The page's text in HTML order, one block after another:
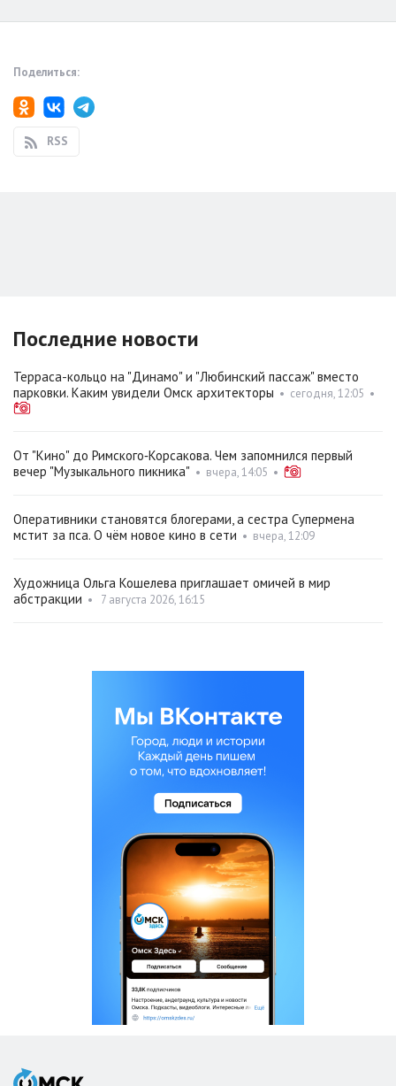
Поделиться:
RSS
Последние новости
Терраса-кольцо на "Динамо" и "Любинский пассаж" вместо
парковки. Каким увидели Омск архитекторы • сегодня, 12:05 •
От "Кино" до Римского‑Корсакова. Чем запомнился первый
вечер "Музыкального пикника" • вчера, 14:05 •
Оперативники становятся блогерами, а сестра Супермена
мстит за пса. О чём новое кино в сети • вчера, 12:09
Художница Ольга Кошелева приглашает омичей в мир
абстракции • 7 августа 2026, 16:15